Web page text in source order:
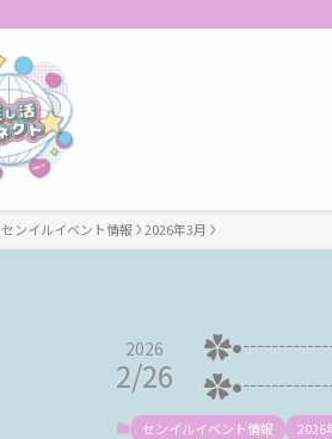
センイルイベント情報 2026年3月
2026
2/26
センイルイベント情報 2026